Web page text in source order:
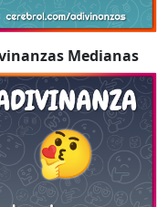
Medianas